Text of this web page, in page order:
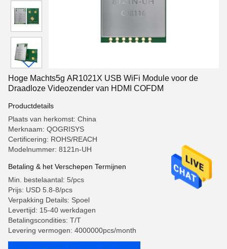
Hoge Machts5g AR1021X USB WiFi Module voor de
Draadloze Videozender van HDMI COFDM
Productdetails
Plaats van herkomst: China
Merknaam: QOGRISYS
Certificering: ROHS/REACH
Modelnummer: 8121n-UH
Betaling & het Verschepen Termijnen
Min. bestelaantal: 5/pcs
Prijs: USD 5.8-8/pcs
Verpakking Details: Spoel
Levertijd: 15-40 werkdagen
Betalingscondities: T/T
Levering vermogen: 4000000pcs/month